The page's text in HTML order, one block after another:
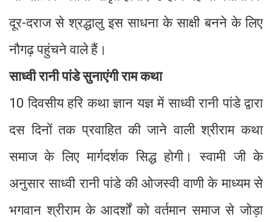
दूर-दराज से श्रद्धालु इस साधना के साक्षी बनने के लिए
नौगढ़ पहुंचने वाले हैं।
साध्वी रानी पांडे सुनाएंगी राम कथा
10 दिवसीय हरि कथा ज्ञान यज्ञ में साध्वी रानी पांडे द्वारा
दस दिनों तक प्रवाहित की जाने वाली श्रीराम कथा
समाज के लिए मार्गदर्शक सिद्ध होगी। स्वामी जी के
अनुसार साध्वी रानी पांडे की ओजस्वी वाणी के माध्यम से
भगवान श्रीराम के आदर्शों को वर्तमान समाज से जोड़ा